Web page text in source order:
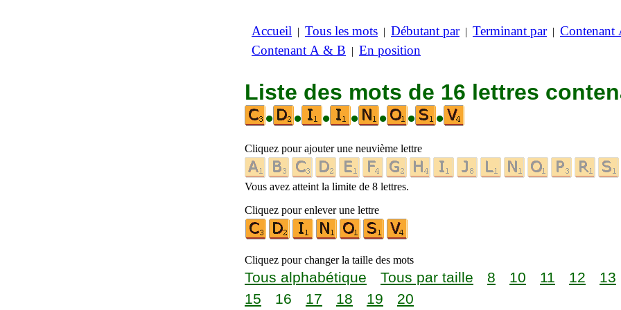
Accueil | Tous les mots | Débutant par| Terminant par| Contenant
Contenant A & B | En position
Liste des mots de 16 lettres
•
• • • • • •
Cliquez pour ajouter une neuvième lettre
Vous avez atteint la limite de 8 lettres.
Cliquez pour enlever une lettre
Cliquez pour changer la taille des mots
Tous alphabétique Tous par taille 8 10 11 12 13
15
16 17 18 19 20